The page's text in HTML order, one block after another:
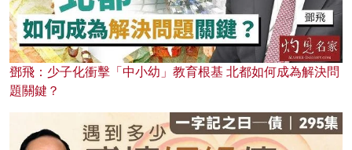
鄧飛：少子化衝擊「中小幼」教育根基 北都如何成為解決問
題關鍵？